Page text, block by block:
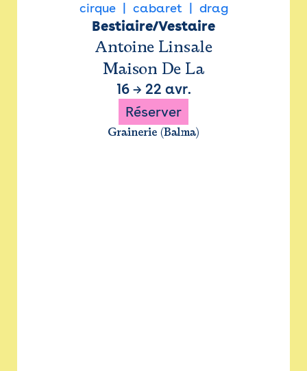
cirque cabaret drag
Bestiaire/Vestaire
Antoine Linsale
Maison De La
16→ 22 avr.
Réserver
Grainerie (Balma)